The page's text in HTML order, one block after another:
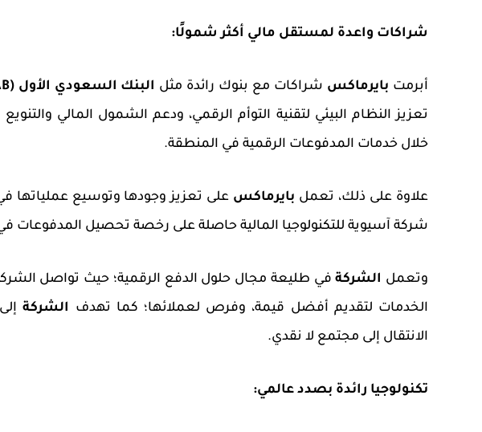
شراكات واعدة لمستقل مالي أكثر شمولًا:
أبرمت بايرماكس شراكات مع بنوك رائدة مثل البنك السعودي الأول(
تعزيز النظام البيئي لتقنية التوأم الرقمي، ودعم الشمول المالي
خلال خدمات المدفوعات الرقمية في المنطقة.
علاوة على ذلك، تعمل بايرماكس على تعزيز وجودها وتوسيع عملياتها
شركة آسيوية للتكنولوجيا المالية حاصلة على رخصة تحصيل المدفوعات
وتعمل الشركةفي طليعة مجال حلول الدفع الرقمية؛ حيث تواصل
الخدمات لتقديم أفضل قيمة، وفرص لعملائها؛ كما تهدف
الشركة
الانتقال إلى مجتمع لا نقدي.
تكنولوجيا رائدة بصدد عالمي: